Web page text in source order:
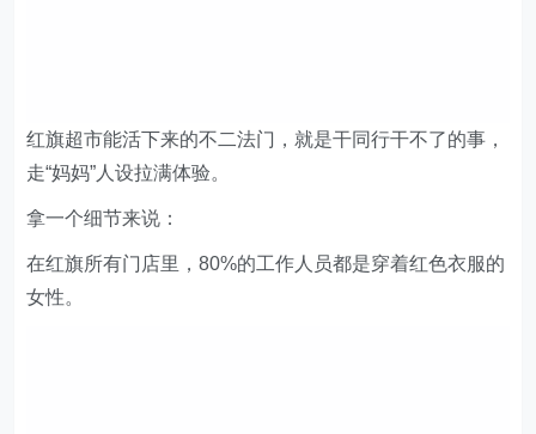
拿一个细节来说：
在红旗所有门店里，80%的工作人员都是穿着红色衣服的
女性。